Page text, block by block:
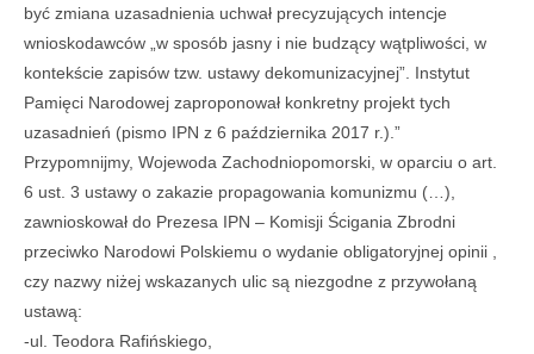
być zmiana uzasadnienia uchwał precyzujących intencje
wnioskodawców „w sposób jasny i nie budzący wątpliwości, w
kontekście zapisów tzw. ustawy dekomunizacyjnej”. Instytut
Pamięci Narodowej zaproponował konkretny projekt tych
uzasadnień (pismo IPN z 6 października 2017 r.).”
Przypomnijmy, Wojewoda Zachodniopomorski, w oparciu o art.
6 ust. 3 ustawy o zakazie propagowania komunizmu (…),
zawnioskował do Prezesa IPN – Komisji Ścigania Zbrodni
przeciwko Narodowi Polskiemu o wydanie obligatoryjnej opinii ,
czy nazwy niżej wskazanych ulic są niezgodne z przywołaną
ustawą:
-ul. Teodora Rafińskiego,